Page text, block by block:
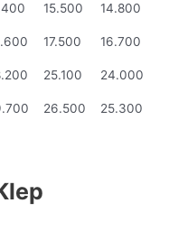
15.500 14.800
17.500 16.700
25.100 24.000
26.500 25.300